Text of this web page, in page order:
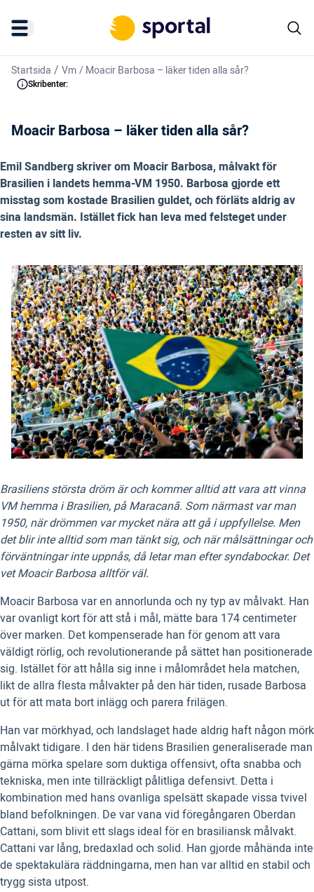
Startsida / Vm/Moacir Barbosa – läker tiden alla sår?
Skribenter:
Moacir Barbosa – läker tiden alla sår?
Emil Sandberg skriver om Moacir Barbosa, målvakt för
Brasilien i landets hemma-VM 1950. Barbosa gjorde ett
misstag som kostade Brasilien guldet, och förläts aldrig av
sina landsmän. Istället fick han leva med felsteget under
resten av sitt liv.
Brasiliens största dröm är och kommer alltid att vara att vinna
VM hemma i Brasilien, på Maracanã. Som närmast var man
1950, när drömmen var mycket nära att gå i uppfyllelse. Men
det blir inte alltid som man tänkt sig, och när målsättningar och
förväntningar inte uppnås, då letar man efter syndabockar. Det
vet Moacir Barbosa alltför väl.
Moacir Barbosa var en annorlunda och ny typ av målvakt. Han
var ovanligt kort för att stå i mål, mätte bara 174 centimeter
över marken. Det kompenserade han för genom att vara
väldigt rörlig, och revolutionerande på sättet han positionerade
sig. Istället för att hålla sig inne i målområdet hela matchen,
likt de allra flesta målvakter på den här tiden, rusade Barbosa
ut för att mata bort inlägg och parera frilägen.
Han var mörkhyad, och landslaget hade aldrig haft någon mörk
målvakt tidigare. I den här tidens Brasilien generaliserade man
gärna mörka spelare som duktiga offensivt, ofta snabba och
tekniska, men inte tillräckligt pålitliga defensivt. Detta i
kombination med hans ovanliga spelsätt skapade vissa tvivel
bland befolkningen. De var vana vid föregångaren Oberdan
Cattani, som blivit ett slags ideal för en brasiliansk målvakt.
Cattani var lång, bredaxlad och solid. Han gjorde måhända inte
de spektakulära räddningarna, men han var alltid en stabil och
trygg sista utpost.